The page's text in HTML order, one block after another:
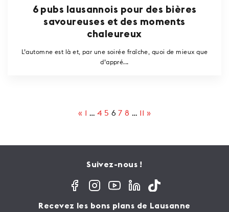
6 pubs lausannois pour des bières
savoureuses et des moments
chaleureux
L’automne est là et, par une soirée fraîche, quoi de mieux que
d’appré...
« 1 … 4 5 6 7 8 … 11 »
Suivez-nous !
Recevez les bons plans de Lausanne